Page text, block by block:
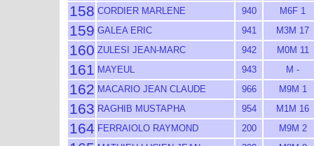
158 CORDIER MARLENE 940 M6F 1
159 GALEA ERIC 941 M3M 17
160 ZULESI JEAN-MARC 942 M0M 11
161 MAYEUL 943 M -
162 MACARIO JEAN CLAUDE 966 M9M 1
163 RAGHIB MUSTAPHA 954 M1M 16
164 FERRAIOLO RAYMOND 200 M9M 2